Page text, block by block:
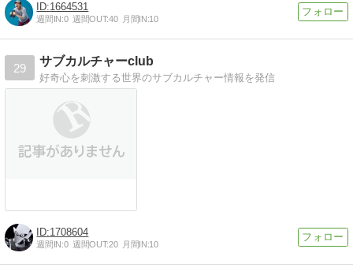
1664531
週間IN:0 週間OUT:40 月間IN:10
29
サブカルチャーclub
好奇心を刺激する世界のサブカルチャー情報を発信
1708604
週間IN:0 週間OUT:20 月間IN:10